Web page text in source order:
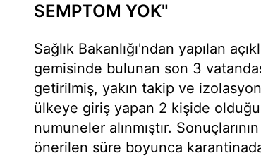
SEMPTOM YOK"
Sağlık Bakanlığı'ndan yapılan
gemisinde bulunan son 3
getirilmiş, yakın takip ve
ülkeye giriş yapan 2 kişide
numuneler alınmıştır.
önerilen süre boyunca